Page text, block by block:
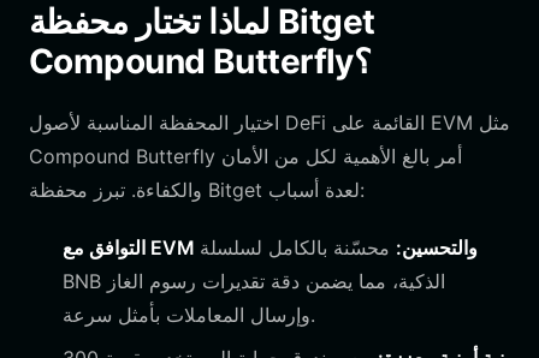
لماذا تختار محفظة Bitget
Compound Butterfly؟
اختيار المحفظة المناسبة لأصول DeFi القائمة على EVM مثل
Compound Butterfly أمر بالغ الأهمية لكل من الأمان
والكفاءة. تبرز محفظة Bitget لعدة أسباب:
التوافق مع EVM والتحسين: محسّنة بالكامل لسلسلة
BNB الذكية، مما يضمن دقة تقديرات رسوم الغاز
وإرسال المعاملات بأمثل سرعة.